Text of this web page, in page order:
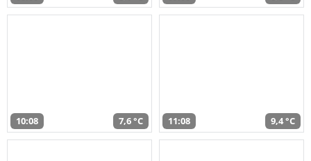
10:08 7,6 °C 11:08 9,4 °C